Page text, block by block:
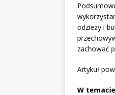
odzieży i
zachować
Artykuł
W